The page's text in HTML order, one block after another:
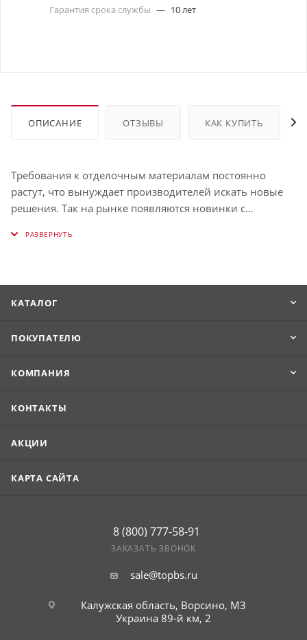
Гарантия срока службы — 10 лет
ОПИСАНИЕ ОТЗЫВЫ КАК КУПИТЬ
Требования к отделочным материалам постоянно
растут, что вынуждает производителей искать новые
решения. Так на рынке появляются новинки с
Металлический сайдинг, оформленный под
Премиум с пленкой Серое дерево TwinColor — очень
TwinColor, с повышенной прочностью и стойкостью к
материла отличная устойчивость к механическим
специальному покрытию (Принт Премиум), что
условиях (гарантия — 10 лет).
КАТАЛОГ
ПОКУПАТЕЛЮ
КОМПАНИЯ
КОНТАКТЫ
АКЦИИ
КАРТА САЙТА
8 (800) 777-58-91
ЗАКАЗАТЬ ЗВОНОК
sale@topbs.ru
Калужская область, Ворсино, М3
Украина 89-й км, 2